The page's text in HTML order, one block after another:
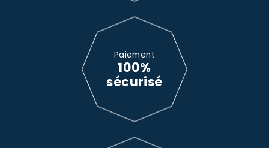
Paiement
100%
sécurisé